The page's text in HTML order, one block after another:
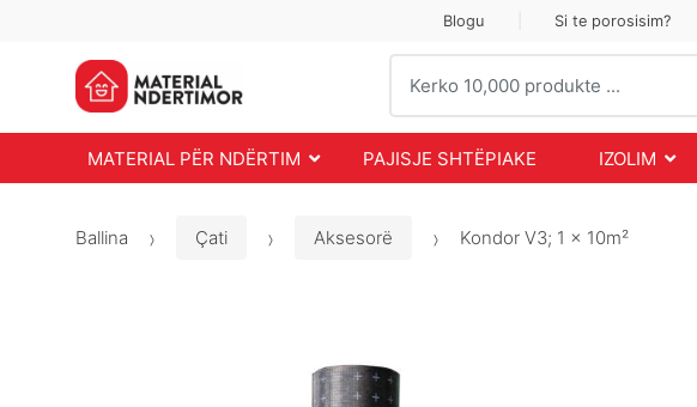
navigation
Blogu Si te porosisim?
for:
MATERIAL PËR NDËRTIM PAJISJE SHTËPIAKE IZOLIM
Ballina Çati Aksesorë Kondor V3; 1 x 10m²